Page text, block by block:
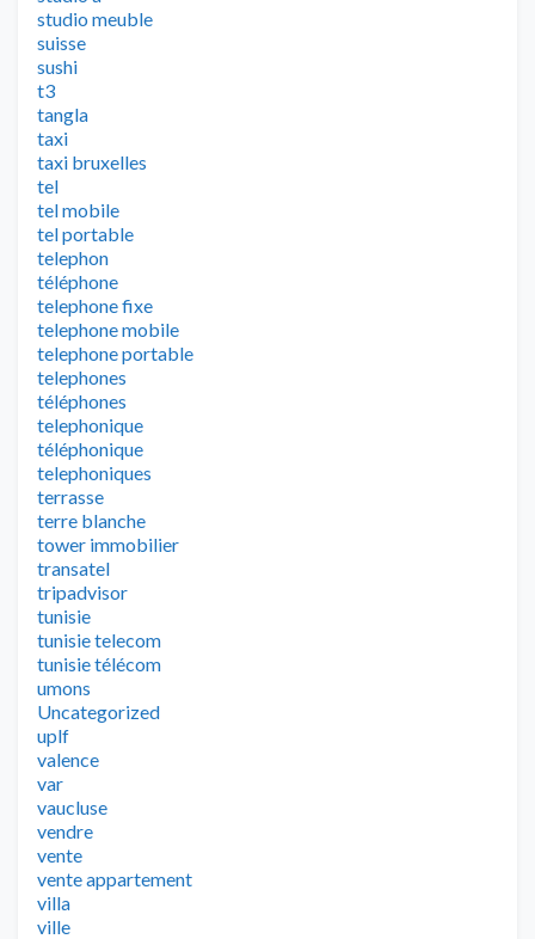
studio meuble
suisse
sushi
t3
tangla
taxi
taxi bruxelles
tel
tel mobile
tel portable
telephon
téléphone
telephone fixe
telephone mobile
telephone portable
telephones
téléphones
telephonique
téléphonique
telephoniques
terrasse
terre blanche
tower immobilier
transatel
tripadvisor
tunisie
tunisie telecom
tunisie télécom
umons
Uncategorized
uplf
valence
var
vaucluse
vendre
vente
vente appartement
villa
ville